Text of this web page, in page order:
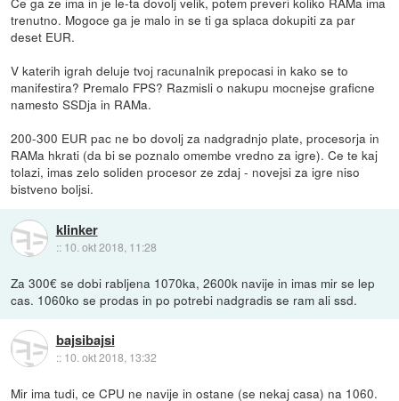
trenutno. Mogoce ga je malo in se ti ga splaca dokupiti za par
deset EUR.
V katerih igrah deluje tvoj racunalnik prepocasi in kako se to
manifestira? Premalo FPS? Razmisli o nakupu mocnejse graficne
namesto SSDja in RAMa.
200-300 EUR pac ne bo dovolj za nadgradnjo plate, procesorja in
RAMa hkrati (da bi se poznalo omembe vredno za igre). Ce te kaj
tolazi, imas zelo soliden procesor ze zdaj - novejsi za igre niso
bistveno boljsi.
klinker
:: 10. okt 2018, 11:28
Za 300€ se dobi rabljena 1070ka, 2600k navije in imas mir se lep
cas. 1060ko se prodas in po potrebi nadgradis se ram ali ssd.
bajsibajsi
:: 10. okt 2018, 13:32
Mir ima tudi, ce CPU ne navije in ostane (se nekaj casa) na 1060.